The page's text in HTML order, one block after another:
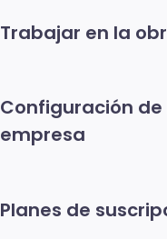
Trabajar en la
Configuración de
empresa
Planes de